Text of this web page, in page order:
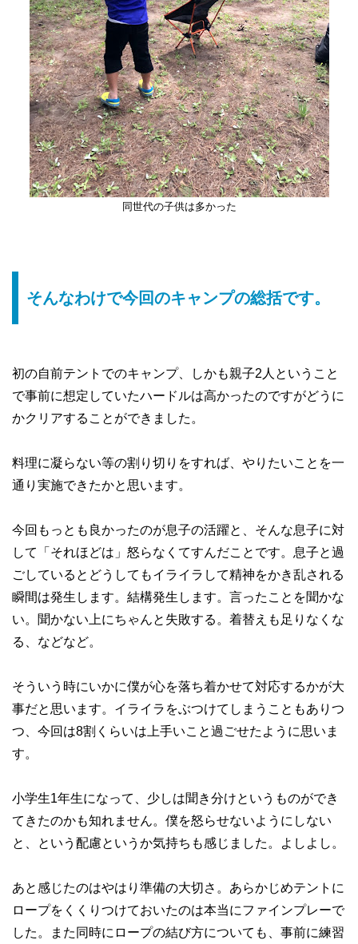
同世代の子供は多かった
そんなわけで今回のキャンプの総括です。
初の自前テントでのキャンプ、しかも親子2人ということ
で事前に想定していたハードルは高かったのですがどうに
かクリアすることができました。
料理に凝らない等の割り切りをすれば、やりたいことを一
通り実施できたかと思います。
今回もっとも良かったのが息子の活躍と、そんな息子に対
して「それほどは」怒らなくてすんだことです。息子と過
ごしているとどうしてもイライラして精神をかき乱される
瞬間は発生します。結構発生します。言ったことを聞かな
い。聞かない上にちゃんと失敗する。着替えも足りなくな
る、などなど。
そういう時にいかに僕が心を落ち着かせて対応するかが大
事だと思います。イライラをぶつけてしまうこともありつ
つ、今回は8割くらいは上手いこと過ごせたように思いま
す。
小学生1年生になって、少しは聞き分けというものができ
てきたのかも知れません。僕を怒らせないようにしない
と、という配慮というか気持ちも感じました。よしよし。
あと感じたのはやはり準備の大切さ。あらかじめテントに
ロープをくくりつけておいたのは本当にファインプレーで
した。また同時にロープの結び方についても、事前に練習